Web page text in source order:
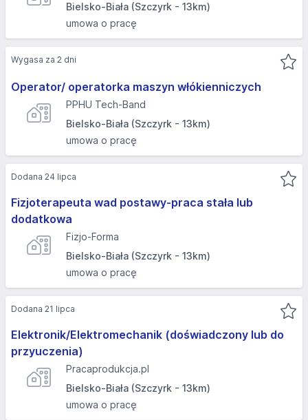
Bielsko-Biała (Szczyrk - 13km)
umowa o pracę
Operator/ operatorka maszyn włókienniczych
PPHU Tech-Band
Bielsko-Biała (Szczyrk - 13km)
umowa o pracę
Wygasa za 2 dni
Fizjoterapeuta wad postawy-praca stała lub
dodatkowa
Fizjo-Forma
Bielsko-Biała (Szczyrk - 13km)
umowa o pracę
Dodana 24 lipca
Elektronik/Elektromechanik (doświadczony lub do
przyuczenia)
Pracaprodukcja.pl
Bielsko-Biała (Szczyrk - 13km)
umowa o pracę
Dodana 21 lipca